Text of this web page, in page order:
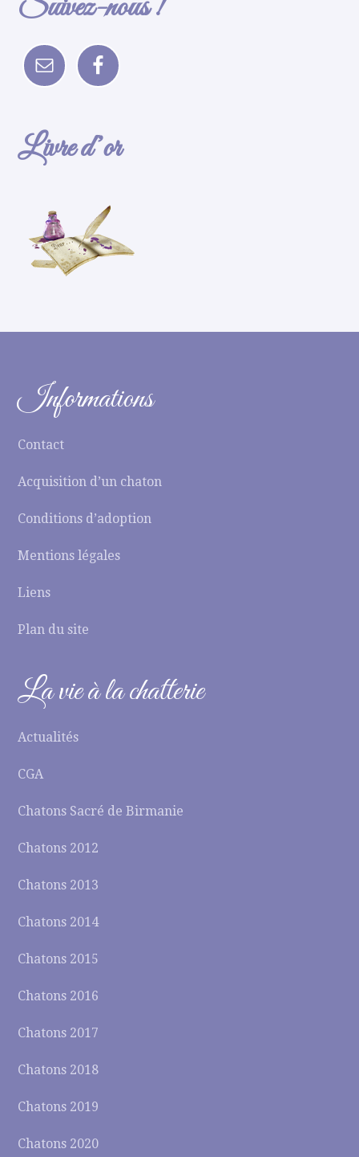
Suivez-nous !
Livre d’or
Informations
Contact
Acquisition d’un chaton
Conditions d’adoption
Mentions légales
Liens
Plan du site
La vie à la chatterie
Actualités
CGA
Chatons Sacré de Birmanie
Chatons 2012
Chatons 2013
Chatons 2014
Chatons 2015
Chatons 2016
Chatons 2017
Chatons 2018
Chatons 2019
Chatons 2020